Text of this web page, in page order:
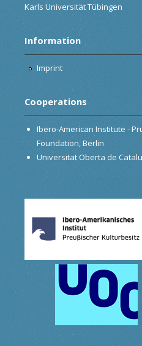
Karls Universität Tübingen
Information
Imprint
Cooperations
Ibero-American Institute -
Foundation, Berlin
Universitat Oberta de